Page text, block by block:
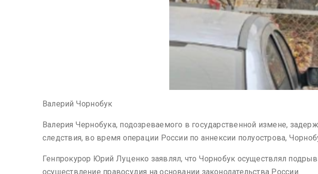
Валерий Чорнобук
Валерия Чернобука, подозреваемого в государственной измене,
следствия, во время операции России по аннексии полуострова,
Генпрокурор Юрий Луценко заявлял, что Чорнобук осуществлял
осуществление правосудия на основании законодательства России.